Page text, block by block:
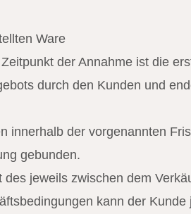
Ware
der Annahme ist die
durch den Kunden und
innerhalb der vorgenannten
gebunden.
des jeweils zwischen dem
kann der